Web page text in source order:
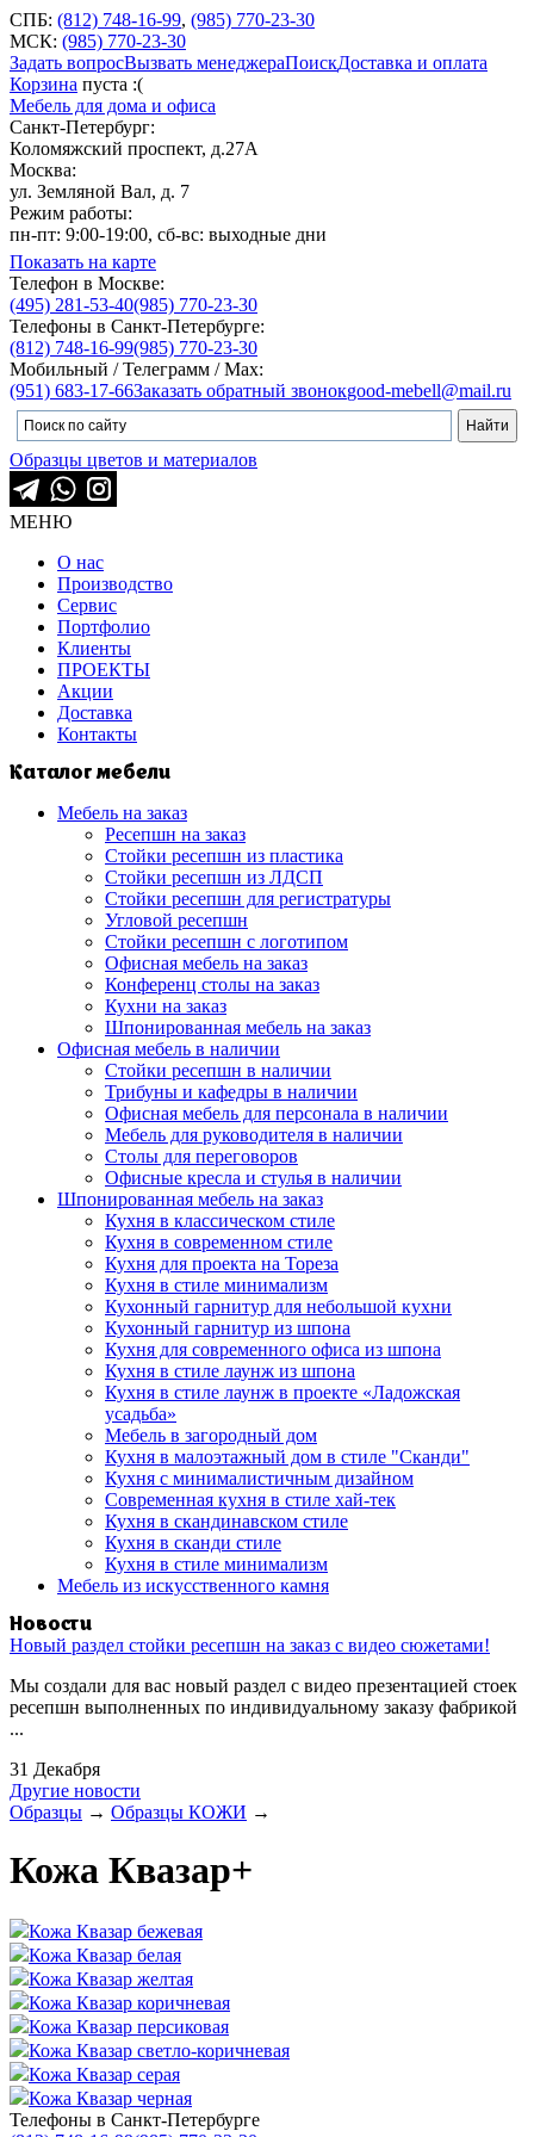
СПБ: (812) 748-16-99, (985) 770-23-30
МСК: (985) 770-23-30
Задать вопросВызвать менеджераПоискДоставка и оплата
Корзина пуста :(
Мебель для дома и офиса
Санкт-Петербург:
Коломяжский проспект, д.27А
Москва:
ул. Земляной Вал, д. 7
Режим работы:
пн-пт: 9:00-19:00, сб-вс: выходные дни
Показать на карте
Телефон в Москве:
(495) 281-53-40(985) 770-23-30
Телефоны в Санкт-Петербурге:
(812) 748-16-99(985) 770-23-30
Мобильный / Телеграмм / Max:
(951) 683-17-66Заказать обратный звонокgood-mebell@mail.ru
Образцы цветов и материалов
МЕНЮ
О нас
Производство
Сервис
Портфолио
Клиенты
ПРОЕКТЫ
Акции
Доставка
Контакты
Каталог мебели
Мебель на заказ
Ресепшн на заказ
Стойки ресепшн из пластика
Стойки ресепшн из ЛДСП
Стойки ресепшн для регистратуры
Угловой ресепшн
Стойки ресепшн с логотипом
Офисная мебель на заказ
Конференц столы на заказ
Кухни на заказ
Шпонированная мебель на заказ
Офисная мебель в наличии
Стойки ресепшн в наличии
Трибуны и кафедры в наличии
Офисная мебель для персонала в наличии
Мебель для руководителя в наличии
Столы для переговоров
Офисные кресла и стулья в наличии
Шпонированная мебель на заказ
Кухня в классическом стиле
Кухня в современном стиле
Кухня для проекта на Тореза
Кухня в стиле минимализм
Кухонный гарнитур для небольшой кухни
Кухонный гарнитур из шпона
Кухня для современного офиса из шпона
Кухня в стиле лаунж из шпона
Кухня в стиле лаунж в проекте «Ладожская
усадьба»
Мебель в загородный дом
Кухня в малоэтажный дом в стиле "Сканди"
Кухня с минималистичным дизайном
Современная кухня в стиле хай-тек
Кухня в скандинавском стиле
Кухня в сканди стиле
Кухня в стиле минимализм
Мебель из искусственного камня
Новости
Новый раздел стойки ресепшн на заказ с видео сюжетами!
Мы создали для вас новый раздел с видео презентацией стоек
ресепшн выполненных по индивидуальному заказу фабрикой
...
31 Декабря
Другие новости
Образцы → Образцы КОЖИ →
Кожа Квазар+
Кожа Квазар бежевая
Кожа Квазар белая
Кожа Квазар желтая
Кожа Квазар коричневая
Кожа Квазар персиковая
Кожа Квазар светло-коричневая
Кожа Квазар серая
Кожа Квазар черная
Телефоны в Санкт-Петербурге